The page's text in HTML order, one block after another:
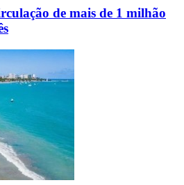
de mais de 1 milhão